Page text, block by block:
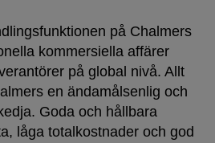
på Chalmers
kommersiella affärer
på global nivå. Allt
en ändamålsenlig och
Goda och hållbara
låga totalkostnader och god